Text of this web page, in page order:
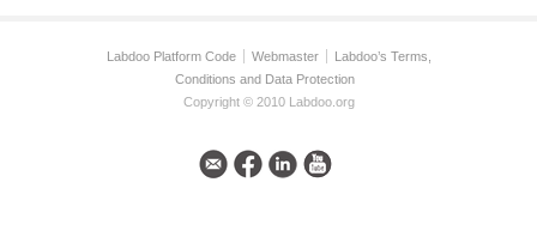
Labdoo Platform Code Webmaster
Labdoo’s Terms,
Conditions and Data Protection
Copyright © 2010 Labdoo.org